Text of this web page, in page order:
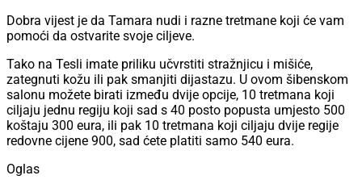
Dobra vijest je da Tamara nudi i razne tretmane koji će vam
pomoći da ostvarite svoje ciljeve.
Tako na Tesli imate priliku učvrstiti stražnjicu i mišiće,
zategnuti kožu ili pak smanjiti dijastazu. U ovom šibenskom
salonu možete birati između dvije opcije, 10 tretmana koji
ciljaju jednu regiju koji sad s 40 posto popusta umjesto 500
koštaju 300 eura, ili pak 10 tretmana koji ciljaju dvije regije
redovne cijene 900, sad ćete platiti samo 540 eura.
Oglas